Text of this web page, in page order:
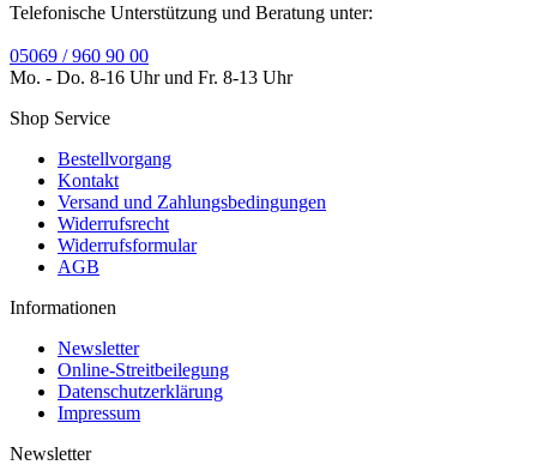
Telefonische Unterstützung und Beratung unter:
05069 / 960 90 00
Mo. - Do. 8-16 Uhr und Fr. 8-13 Uhr
Shop Service
Bestellvorgang
Kontakt
Versand und Zahlungsbedingungen
Widerrufsrecht
Widerrufsformular
AGB
Informationen
Newsletter
Online-Streitbeilegung
Datenschutzerklärung
Impressum
Newsletter